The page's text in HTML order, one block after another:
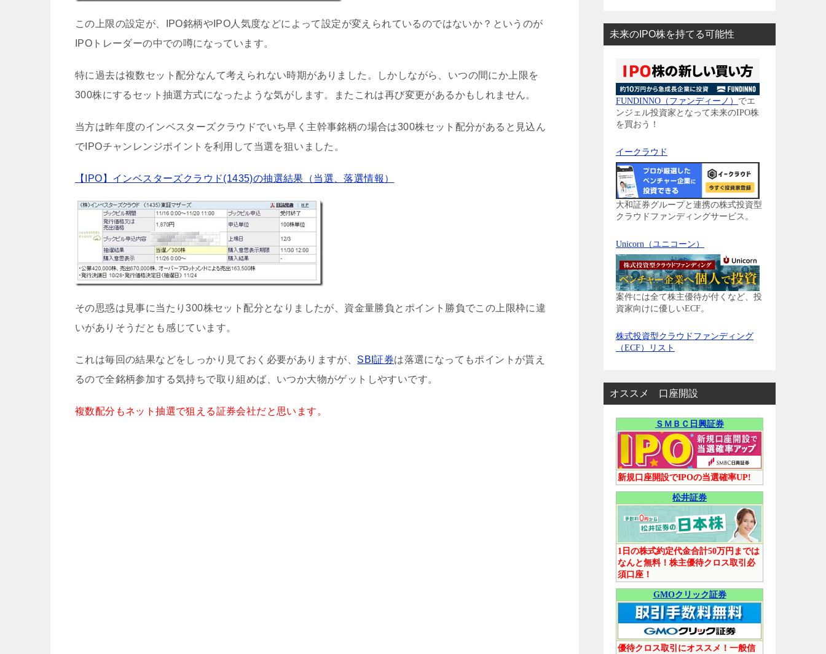
この上限の設定が、IPO銘柄やIPO人気度などによって設定が変えられているのではないか？というのが
IPOトレーダーの中での噂になっています。
特に過去は複数セット配分なんて考えられない時期がありました。しかしながら、いつの間にか上限を
300株にするセット抽選方式になったような気がします。またこれは再び変更があるかもしれません。
当方は昨年度のインベスターズクラウドでいち早く主幹事銘柄の場合は300株セット配分があると見込ん
でIPOチャンレンジポイントを利用して当選を狙いました。
【IPO】インベスターズクラウド(1435)の抽選結果（当選、落選情報）
その思惑は見事に当たり300株セット配分となりましたが、資金量勝負とポイント勝負でこの上限枠に違
いがありそうだとも感じています。
これは毎回の結果などをしっかり見ておく必要がありますが、 SBI証券は落選になってもポイントが貰え
るので全銘柄参加する気持ちで取り組めば、いつか大物がゲットしやすいです。
複数配分もネット抽選で狙える証券会社だと思います。
未来のIPO株を持てる可能性
FUNDINNO（ファンディーノ） でエ
ンジェル投資家となって未来のIPO株
を買おう！
イークラウド
大和証券グループと連携の株式投資型
クラウドファンディングサービス。
Unicorn（ユニコーン）
案件には全て株主優待が付くなど、投
資家向けに優しいECF。
株式投資型クラウドファンディング
（ECF）リスト
オススメ 口座開設
ＳＭＢＣ日興証券
新規口座開設でIPOの当選確率UP!
松井証券
1日の株式約定代金合計50万円までは
なんと無料！株主優待クロス取引必
須口座！
GMOクリック証券
優待クロス取引にオススメ！一般信